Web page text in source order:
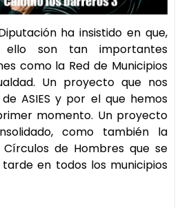
ha insistido en que,
ello son tan importantes
como la Red de Municipios
Un proyecto que nos
ASIES y por el que hemos
momento. Un proyecto
como también la
de Hombres que se
en todos los municipios